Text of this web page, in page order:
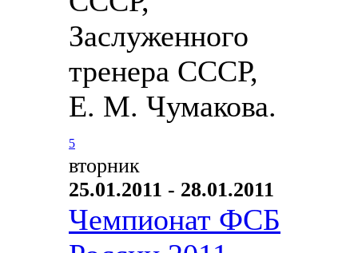
Заслуженного
тренера СССР,
Е. М. Чумакова.
5
вторник
25.01.2011 - 28.01.2011
Чемпионат ФСБ